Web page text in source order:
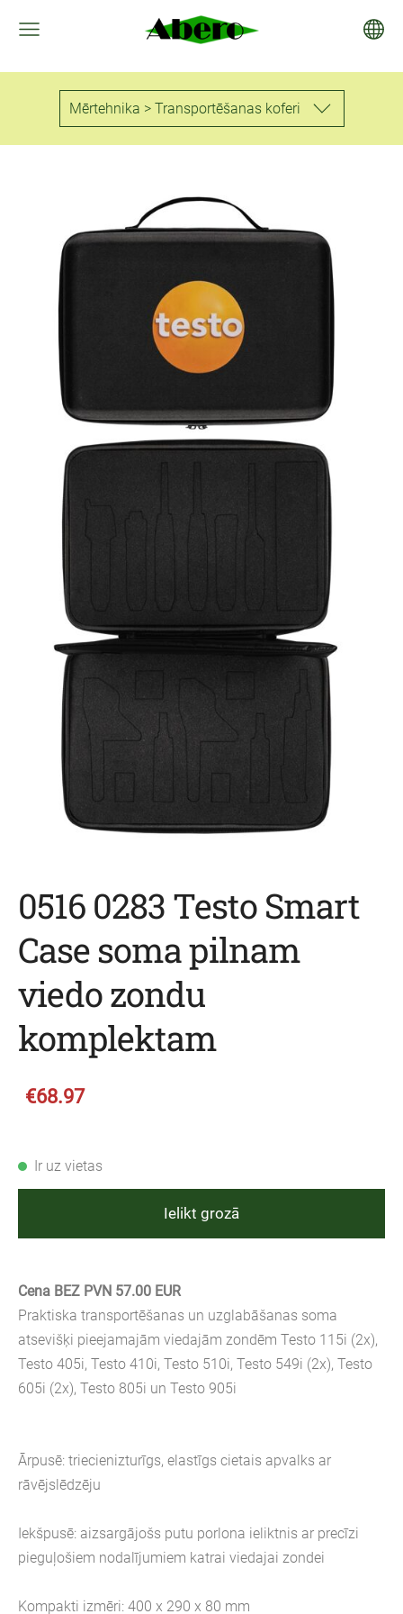
Mērtehnika > Transportēšanas koferi
0516 0283 Testo Smart
Case soma pilnam
viedo zondu
komplektam
€68.97
Ir uz vietas
Ielikt grozā
Cena BEZ PVN 57.00 EUR
Praktiska transportēšanas un uzglabāšanas soma
atsevišķi pieejamajām viedajām zondēm Testo 115i (2x),
Testo 405i, Testo 410i, Testo 510i, Testo 549i (2x), Testo
605i (2x), Testo 805i un Testo 905i
Ārpusē: triecienizturīgs, elastīgs cietais apvalks ar
rāvējslēdzēju
Iekšpusē: aizsargājošs putu porlona ieliktnis ar precīzi
pieguļošiem nodalījumiem katrai viedajai zondei
Kompakti izmēri: 400 x 290 x 80 mm